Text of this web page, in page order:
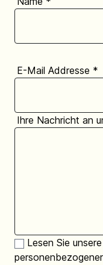
E-Mail Addresse *
Ihre Nachricht an
Lesen Sie